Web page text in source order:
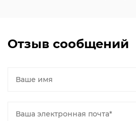
Отзыв сообщений